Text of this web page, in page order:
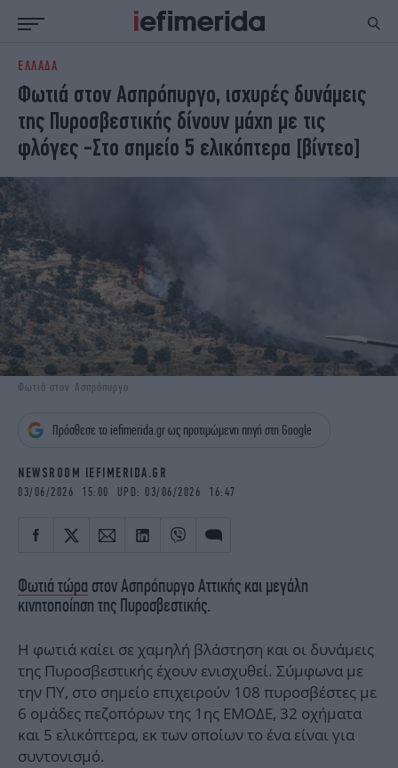
ΕΙΔΗΣΕΙΣ
NON PAPER
ΕΛΛΑΔΑ
ΟΙΚΟΝΟΜΙΑ
ΚΟΣΜΟΣ
ΠΟΛΙΤΙΣΜΟΣ
ΠΑΝΕΛΛΗΝΙΕΣ
ΖΩΗ
ΣΠΟΡ
ΓΥΝΑΙΚΑ
ΠΟΛΗ
ΕΚΛΟΓΕΣ
ΤΕΧΝΟΛΟΓΙΑ
DESIGN
EURO
PODCAST
iAUTOKINITO
iOPINIONS
OSCARS
THE OCEAN
ΕΛΛΑΔΑ
Φωτιά στον Ασπρόπυργο, ισχυρές δυνάμεις
της Πυροσβεστικής δίνουν μάχη με τις
φλόγες -Στο σημείο 5 ελικόπτερα [βίντεο]
Φωτιά στον Ασπρόπυργο
Πρόσθεσε το iefimerida.gr ως προτιμώμενη πηγή στη Google
NEWSROOM IEFIMERIDA.GR
03/06/2026 15:00 UPD: 03/06/2026 16:47
Φωτιά τώρα στον Ασπρόπυργο Αττικής και μεγάλη
κινητοποίηση της Πυροσβεστικής.
Η φωτιά καίει σε χαμηλή βλάστηση και οι δυνάμεις
της Πυροσβεστικής έχουν ενισχυθεί. Σύμφωνα με
την ΠΥ, στο σημείο επιχειρούν 108 πυροσβέστες με
6 ομάδες πεζοπόρων της 1ης ΕΜΟΔΕ, 32 οχήματα
και 5 ελικόπτερα, εκ των οποίων το ένα είναι για
συντονισμό.